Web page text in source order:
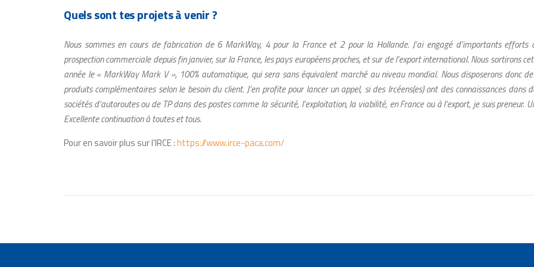
Quels sont tes projets à venir ?
Nous sommes en cours de fabrication de 6 MarkWay, 4 pour la France et 2 pour la Hollande. J’ai engagé d’importants efforts
prospection commerciale depuis fin janvier, sur la France, les pays européens proches, et sur de l’export international. Nous sortirons
année le « MarkWay Mark V », 100% automatique, qui sera sans équivalent marché au niveau mondial. Nous disposerons donc
produits complémentaires selon le besoin du client. J’en profite pour lancer un appel, si des Ircéens(es) ont des connaissances dans
sociétés d’autoroutes ou de TP dans des postes comme la sécurité, l’exploitation, la viabilité, en France ou à l’export, je suis preneur.
Excellente continuation à toutes et tous.
Pour en savoir plus sur l’IRCE :https://www.irce-paca.com/